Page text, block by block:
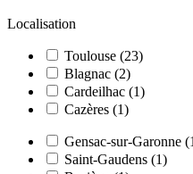
Localisation
Toulouse (23)
Blagnac (2)
Cardeilhac (1)
Cazères (1)
Gensac-sur-Garonne
Saint-Gaudens (1)